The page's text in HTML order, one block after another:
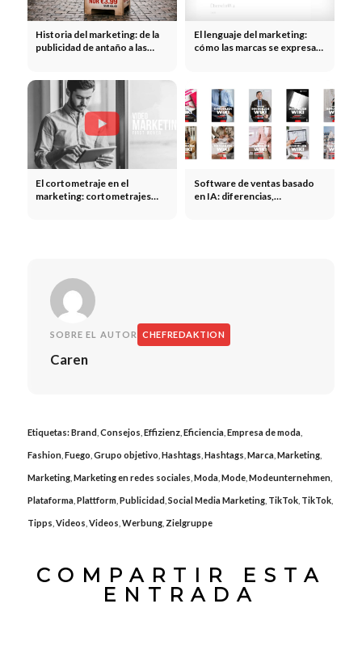
Historia del marketing: de la
publicidad de antaño a las
El lenguaje del marketing:
cómo las marcas se expresan,
El cortometraje en el
marketing: cortometrajes
Software de ventas basado
en IA: diferencias,
SOBRE EL AUTOR CHEFREDAKTION
Caren
Etiquetas:Brand, Consejos Effizienz, Eficiencia, Empresa de moda,
Fashion, Fuego Grupo objetivo Hashtags Hashtags Marca, Marketing,
Marketing, Marketing en redes sociales Moda, Mode, Modeunternehmen,
Plataforma, Plattform, Publicidad, Social Media Marketing, TikTok, TikTok,
Tipps Videos Videos Werbung, Zielgruppe
COMPARTIR ESTA
ENTRADA